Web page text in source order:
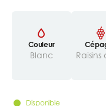
Couleur
Blanc
Disponible